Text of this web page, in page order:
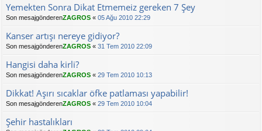
Yemekten Sonra Dikat Etmemeiz gereken 7 Şey
Son mesajgönderenZAGROS « 05 Ağu 2010 22:29
Kanser artışı nereye gidiyor?
Son mesajgönderenZAGROS « 31 Tem 2010 22:09
Hangisi daha kirli?
Son mesajgönderenZAGROS « 29 Tem 2010 10:13
Dikkat! Aşırı sıcaklar öfke patlaması yapabilir!
Son mesajgönderenZAGROS « 29 Tem 2010 10:04
Şehir hastalıkları